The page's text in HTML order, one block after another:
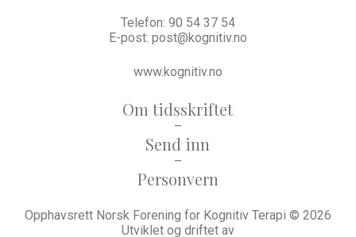
Om tidsskriftet
–
Send inn
–
Personvern
Opphavsrett Norsk Forening for Kognitiv Terapi © 2026
Utviklet og driftet av
Telefon: 90 54 37 54
E-post: post@kognitiv.no
www.kognitiv.no